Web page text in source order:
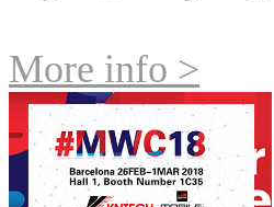
More info >